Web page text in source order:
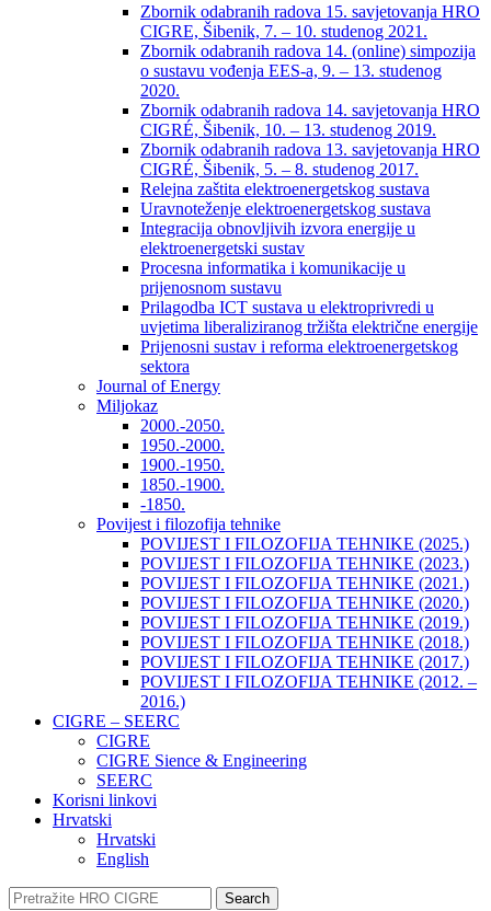
Zbornik odabranih radova 15. savjetovanja HRO
CIGRE, Šibenik, 7. – 10. studenog 2021.
Zbornik odabranih radova 14. (online) simpozija
o sustavu vođenja EES-a, 9. – 13. studenog
2020.
Zbornik odabranih radova 14. savjetovanja HRO
CIGRÉ, Šibenik, 10. – 13. studenog 2019.
Zbornik odabranih radova 13. savjetovanja HRO
CIGRÉ, Šibenik, 5. – 8. studenog 2017.
Relejna zaštita elektroenergetskog sustava
Uravnoteženje elektroenergetskog sustava
Integracija obnovljivih izvora energije u
elektroenergetski sustav
Procesna informatika i komunikacije u
prijenosnom sustavu
Prilagodba ICT sustava u elektroprivredi u
uvjetima liberaliziranog tržišta električne energije
Prijenosni sustav i reforma elektroenergetskog
sektora
Journal of Energy
Miljokaz
2000.-2050.
1950.-2000.
1900.-1950.
1850.-1900.
-1850.
Povijest i filozofija tehnike
POVIJEST I FILOZOFIJA TEHNIKE (2025.)
POVIJEST I FILOZOFIJA TEHNIKE (2023.)
POVIJEST I FILOZOFIJA TEHNIKE (2021.)
POVIJEST I FILOZOFIJA TEHNIKE (2020.)
POVIJEST I FILOZOFIJA TEHNIKE (2019.)
POVIJEST I FILOZOFIJA TEHNIKE (2018.)
POVIJEST I FILOZOFIJA TEHNIKE (2017.)
POVIJEST I FILOZOFIJA TEHNIKE (2012. –
2016.)
CIGRE – SEERC
CIGRE
CIGRE Sience & Engineering
SEERC
Korisni linkovi
Hrvatski
Hrvatski
English
Search